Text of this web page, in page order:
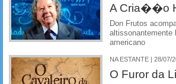
A Cria��o
Don Frutos
americano
NA ESTANTE | 28/07/
O Furor da